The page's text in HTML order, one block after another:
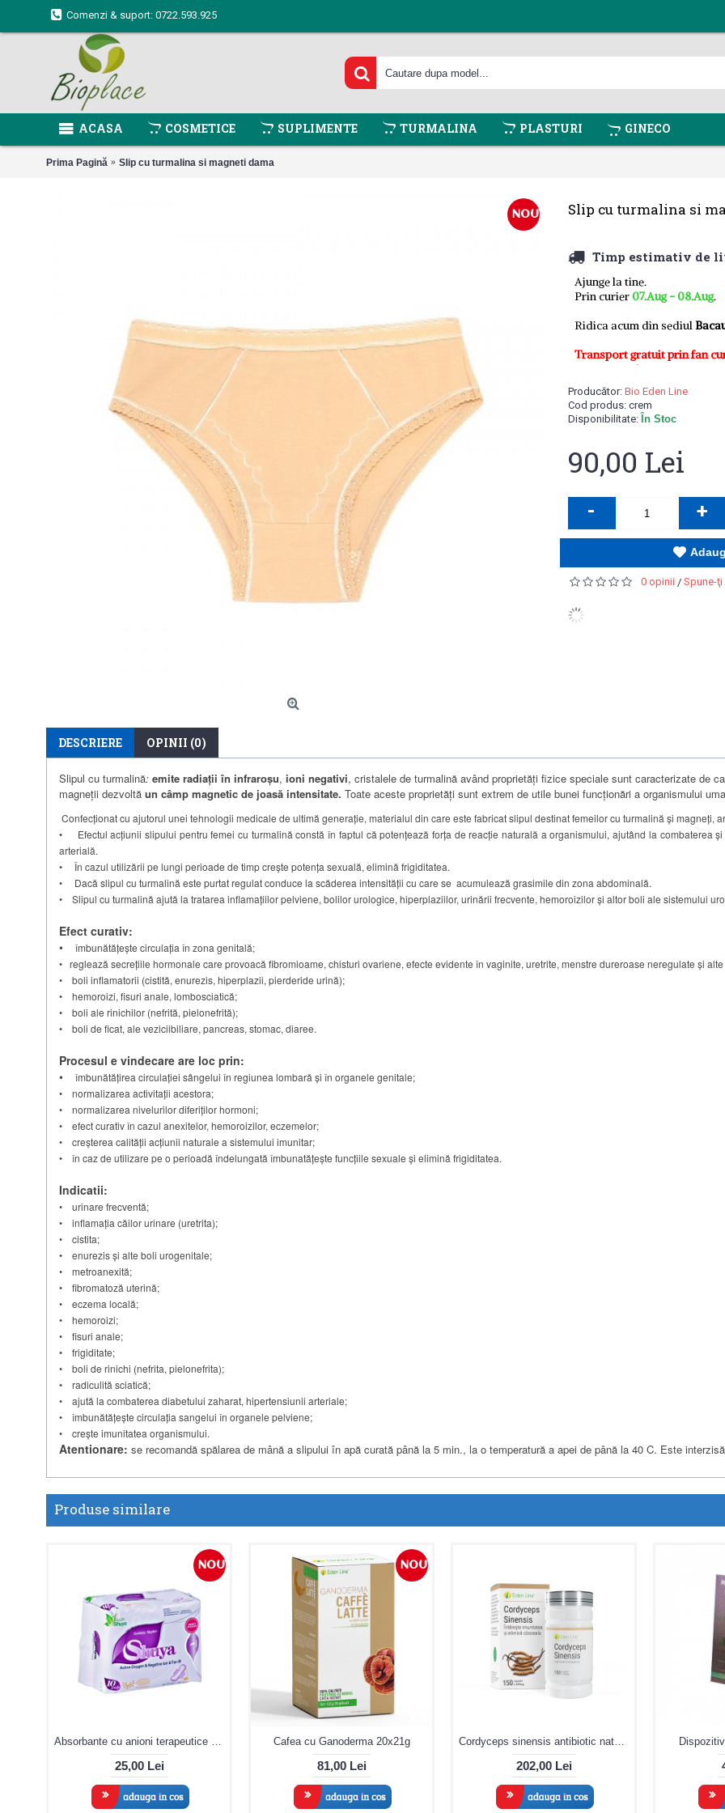
Comenzi & suport: 0722.593.925
ACASA COSMETICE SUPLIMENTE TURMALINA PLASTURI GINECO
Prima Pagină Slip cu turmalina si magneti dama
NOU Slip cu turmalina si
Timp estimativ de
Producător: Bio Eden Line
Cod produs: crem
Disponibilitate: În Stoc
90,00 Lei
- +
0 opinii / Spune-ţi
DESCRIERE OPINII (0)
Slipul cu turmalină: emite radiaţii în infraroşu, ioni negativi, cristalele de turmalină având proprietăţi fizice speciale sunt caracterizate de
magneții dezvoltă un câmp magnetic de joasă intensitate. Toate aceste proprietăţi sunt extrem de utile bunei funcţionări a organismului
Confecţionat cu ajutorul unei tehnologii medicale de ultimă generaţie, materialul din care este fabricat slipul destinat femeilor cu turmalină şi magneţi,
• Efectul acțiunii slipului pentru femei cu turmalină constă în faptul că potențează forţa de reacţie naturală a organismului, ajutând la combaterea
arterială.
• În cazul utilizării pe lungi perioade de timp crește potenţa sexuală, elimină frigiditatea.
• Dacă slipul cu turmalină este purtat regulat conduce la scăderea intensităţii cu care se acumulează grasimile din zona abdominală.
• Slipul cu turmalină ajută la tratarea inflamațiilor pelviene, bolilor urologice, hiperplaziilor, urinării frecvente, hemoroizilor și altor boli ale sistemului
Efect curativ:
•
îmbunătăţeşte circulaţia în zona genitală;
• reglează secreţiile hormonale care provoacă fibromioame, chisturi ovariene, efecte evidente în vaginite, uretrite, menstre dureroase neregulate şi
• boli inflamatorii (cistită, enurezis, hiperplazii, pierderide urină);
• hemoroizi, fisuri anale, lombosciatică;
• boli ale rinichilor (nefrită, pielonefrită);
• boli de ficat, ale veziciibiliare, pancreas, stomac, diaree.
Procesul e vindecare are loc prin:
•
îmbunătățirea circulației sângelui în regiunea lombară și în organele genitale;
• normalizarea activitații acestora;
• normalizarea nivelurilor diferiților hormoni;
• efect curativ în cazul anexitelor, hemoroizilor, eczemelor;
• creşterea calităţii acţiunii naturale a sistemului imunitar;
• în caz de utilizare pe o perioadă îndelungată îmbunatățește funcțiile sexuale și elimină frigiditatea.
Indicatii:
• urinare frecventă;
• inflamația căilor urinare (uretrita);
• cistita;
• enurezis și alte boli urogenitale;
• metroanexită;
• fibromatoză uterină;
• eczema locală;
• hemoroizi;
• fisuri anale;
• frigiditate;
• boli de rinichi (nefrita, pielonefrita);
• radiculită sciatică;
• ajută la combaterea diabetului zaharat, hipertensiunii arteriale;
• îmbunătățește circulația sangelui în organele pelviene;
• creşte imunitatea organismului.
Atentionare: se recomandă spălarea de mână a slipului în apă curată până la 5 min., la o temperatură a apei de până la 40 C. Este
Produse similare
NOU
Absorbante cu anioni terapeutice 10 buc
25,00 Lei
NOU
Cafea cu Ganoderma 20x21g
81,00 Lei
Cordyceps sinensis antibiotic natural 150 capsule
202,00 Lei